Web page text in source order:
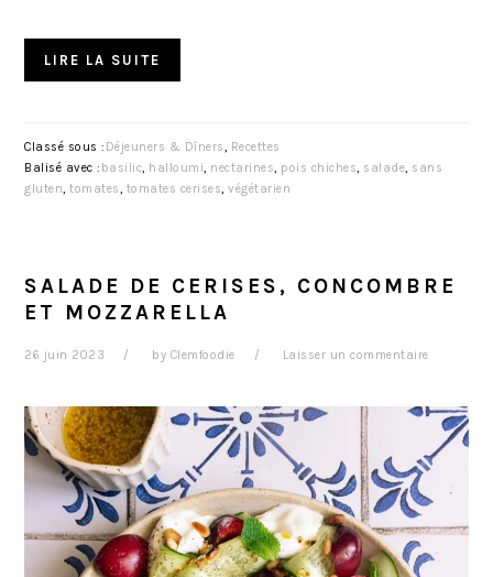
LIRE LA SUITE
Classé sous : Déjeuners & Dîners, Recettes
Balisé avec : basilic, halloumi, nectarines, pois chiches, salade, sans
gluten,tomates, tomates cerises,végétarien
SALADE DE CERISES, CONCOMBRE
ET MOZZARELLA
26 juin 2023 by Clemfoodie Laisser un commentaire